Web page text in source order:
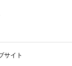
サイト